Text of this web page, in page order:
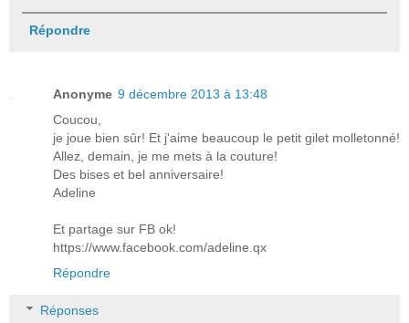
Répondre
Anonyme 9 décembre 2013 à 13:48
Coucou,
je joue bien sûr! Et j'aime beaucoup le petit gilet molletonné!
Allez, demain, je me mets à la couture!
Des bises et bel anniversaire!
Adeline
Et partage sur FB ok!
https://www.facebook.com/adeline.qx
Répondre
Réponses